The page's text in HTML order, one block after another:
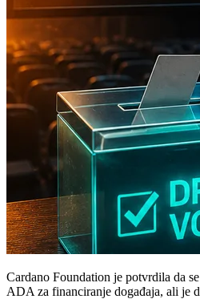
Cardano Foundation je potvrdila da
ADA za financiranje događaja, ali je